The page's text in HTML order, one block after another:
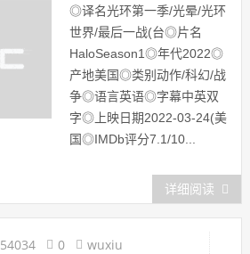
◎译名光环第一季/光晕/光环
世界/最后一战(台◎片名
HaloSeason1◎年代2022◎
产地美国◎类别动作/科幻/战
争◎语言英语◎字幕中英双
字◎上映日期2022-03-24(美
国◎IMDb评分7.1/10...
详细阅读
54034 0 wuxiu